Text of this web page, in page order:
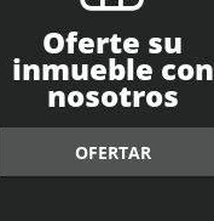
Oferte su
inmueble con
nosotros
OFERTAR